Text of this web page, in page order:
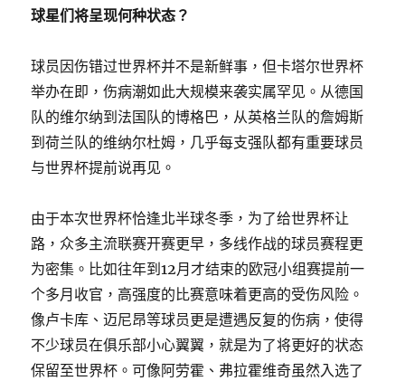
球星们将呈现何种状态？
球员因伤错过世界杯并不是新鲜事，但卡塔尔世界杯
举办在即，伤病潮如此大规模来袭实属罕见。从德国
队的维尔纳到法国队的博格巴，从英格兰队的詹姆斯
到荷兰队的维纳尔杜姆，几乎每支强队都有重要球员
与世界杯提前说再见。
由于本次世界杯恰逢北半球冬季，为了给世界杯让
路，众多主流联赛开赛更早，多线作战的球员赛程更
为密集。比如往年到12月才结束的欧冠小组赛提前一
个多月收官，高强度的比赛意味着更高的受伤风险。
像卢卡库、迈尼昂等球员更是遭遇反复的伤病，使得
不少球员在俱乐部小心翼翼，就是为了将更好的状态
保留至世界杯。可像阿劳霍、弗拉霍维奇虽然入选了